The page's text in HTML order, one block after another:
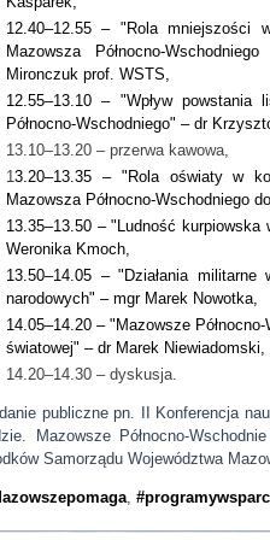
12.40–12.55 – "Rola mniejszości
Mazowsza Północno-
Mironczuk prof. WSTS,
12.55–13.10 – "Wpływ powstania
Północno-Wschodniego" – dr
13.10–13.20 – przerwa kawowa,
13.20–13.35 – "Rola oświaty w
Mazowsza Północno-Wschodniego
13.35–13.50 – "Ludność
Weronika Kmoch,
13.50–14.05 – "Działania
narodowych" – mgr Marek Nowotka,
14.05–14.20 – "Mazowsze
światowej" – dr Marek Niewiadomski,
14.20–14.30 – dyskusja.
publiczne pn. II Konferencja
Mazowsze Północno-
Samorządu Województwa
,